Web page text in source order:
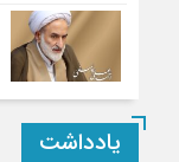
یادداشت